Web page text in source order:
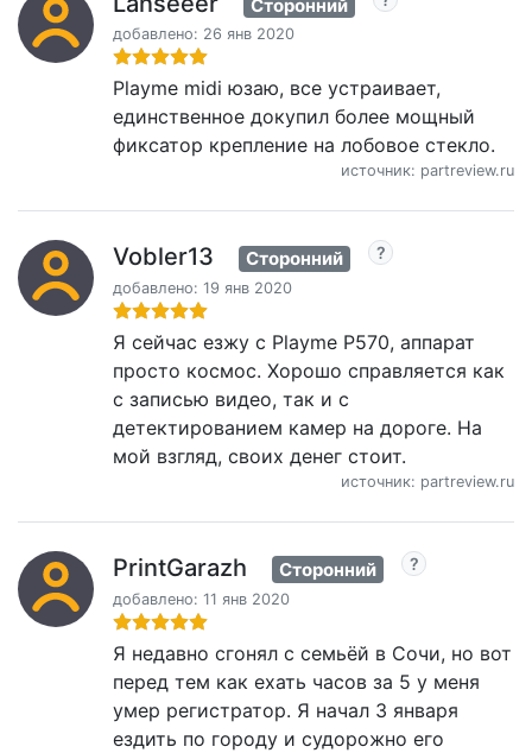
Сторонний
добавлено: 26 янв 2020
Playme midi юзаю, все устраивает,
единственное докупил более мощный
фиксатор крепление на лобовое стекло.
источник: partreview.ru
Vobler13 Сторонний
добавлено: 19 янв 2020
Я сейчас езжу с Playme P570, аппарат
просто космос. Хорошо справляется как
с записью видео, так и с
детектированием камер на дороге. На
мой взгляд, своих денег стоит.
источник: partreview.ru
PrintGarazh Сторонний
добавлено: 11 янв 2020
Я недавно сгонял с семьёй в Сочи, но вот
перед тем как ехать часов за 5 у меня
умер регистратор. Я начал 3 января
ездить по городу и судорожно его